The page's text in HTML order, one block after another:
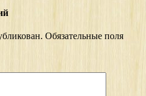
Обязательные поля